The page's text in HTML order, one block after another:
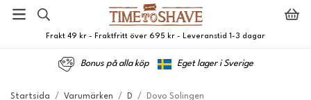
Frakt 49 kr - Fraktfritt över 695 kr - Leveranstid 1-3 dagar
Bonus på alla köp Eget lager i Sverige
Startsida / Varumärken / D / Dovo Solingen